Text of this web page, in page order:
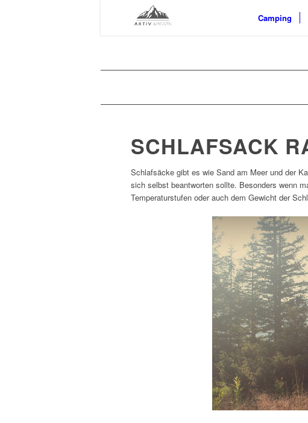
Camping
SCHLAFSACK
Schlafsäcke gibt es wie Sand am Meer und der
sich selbst beantworten sollte. Besonders wenn
Temperaturstufen oder auch dem Gewicht der